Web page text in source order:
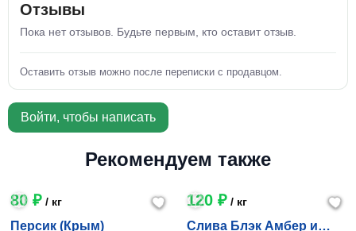
Отзывы
Пока нет отзывов. Будьте первым, кто оставит отзыв.
Оставить отзыв можно после переписки с продавцом.
Войти, чтобы написать
Рекомендуем также
80 ₽ / кг
Персик (Крым)
120 ₽/ кг
Слива Блэк Амбер и